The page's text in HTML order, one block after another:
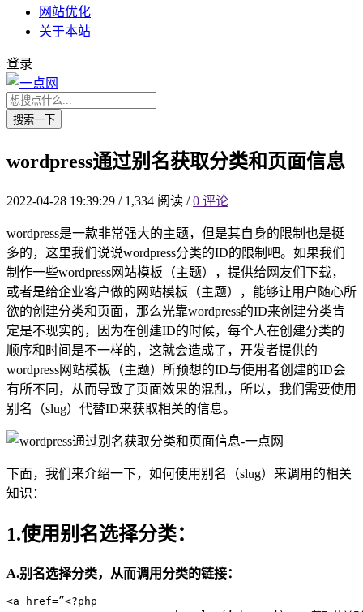
网站优化
关于本站
登录
搜索一下
wordpress通过别名获取分类和页面信息
2022-04-28 19:39:29 /1,334 阅读 / 0 评论
wordpress是一款非常强大的主题，但是其自身的限制也是挺
多的，这里我们说说wordpress分类的ID的限制吧。如果我们
制作一些wordpress网站模板（主题），提供给网友们下载，
或者是给企业客户做的网站模板（主题），能够让用户随心所
欲的创建分类和页面，那么光靠wordpress的ID来创建分类肯
定是不现实的，因为在创建ID的时候，每个人在创建分类的
顺序和时间是不一样的，这就会造成了，开发者提供的
wordpress网站模板（主题）所预想的ID与使用者创建的ID会
有所不同，从而导致了页面效果的混乱，所以，我们需要使用
别名（slug）代替ID来获取相关的信息。
下面，我们来介绍一下，如何使用别名（slug）来调用的相关
知识：
1.使用别名选择分类：
A.别名选择分类，从而调用分类的链接：
<a href=”<?php